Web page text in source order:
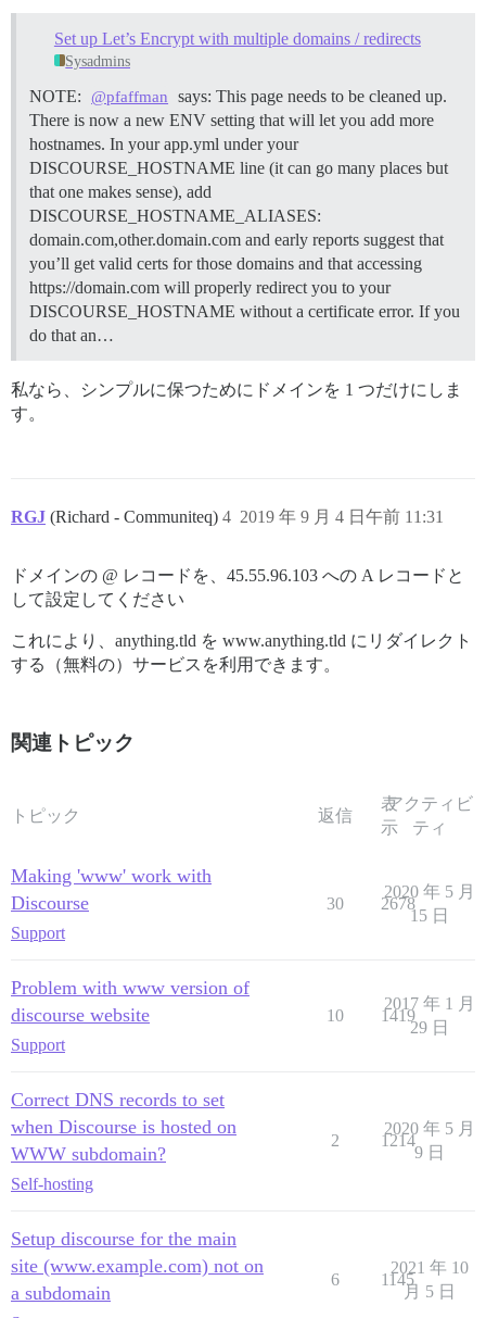
Set up Let’s Encrypt with multiple domains / redirects
Sysadmins
NOTE: @pfaffman
says: This page needs to be cleaned up.
There is now a new ENV setting that will let you add more
hostnames. In your app.yml under your
DISCOURSE_HOSTNAME line (it can go many places but
that one makes sense), add
DISCOURSE_HOSTNAME_ALIASES:
domain.com,other.domain.com and early reports suggest that
you’ll get valid certs for those domains and that accessing
https://domain.com will properly redirect you to your
DISCOURSE_HOSTNAME without a certificate error. If you
do that an…
私なら、シンプルに保つためにドメインを 1 つだけにしま
す。
RGJ (Richard - Communiteq) 2019 年 9 月 4 日午前 11:31
4
ドメインの @ レコードを、45.55.96.103 への A レコードと
して設定してください
これにより、anything.tld を www.anything.tld にリダイレクト
する（無料の）サービスを利用できます。
関連トピック
トピック 返信
表
示
アクティビ
ティ
Making 'www' work with
Discourse
Support
30 2678
2020 年 5 月
15 日
Problem with www version of
discourse website
Support
10 1419
2017 年 1 月
29 日
Correct DNS records to set
when Discourse is hosted on
WWW subdomain?
Self-hosting
2 1214
2020 年 5 月
9 日
Setup discourse for the main
site (www.example.com) not on
a subdomain
6 1145
2021 年 10
月 5 日